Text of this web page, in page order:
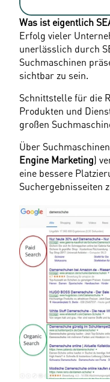
Was ist eigentlich
Erfolg vieler
unerlässlich durch
Suchmaschinen
sichtbar zu sein.
Schnittstelle für die
Produkten und
großen
Über
Engine Marketing)
eine bessere
Suchergebnisseiten